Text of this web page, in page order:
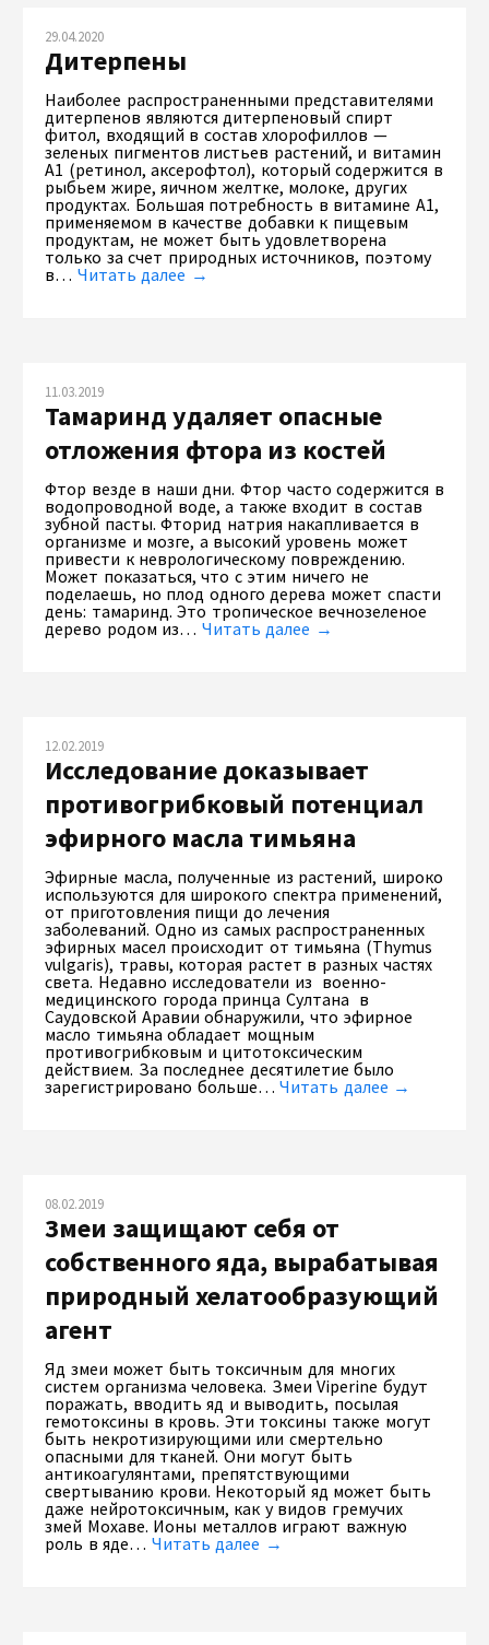
29.04.2020
Дитерпены
Наиболее распространенными представителями
дитерпенов являются дитерпеновый спирт
фитол, входящий в состав хлорофиллов —
зеленых пигментов листьев растений, и витамин
А1 (ретинол, аксерофтол), который содержится в
рыбьем жире, яичном желтке, молоке, других
продуктах. Большая потребность в витамине A1,
применяемом в качестве добавки к пищевым
продуктам, не может быть удовлетворена
только за счет природных источников, поэтому
в… Читать далее →
11.03.2019
Тамаринд удаляет опасные
отложения фтора из костей
Фтор везде в наши дни. Фтор часто содержится в
водопроводной воде, а также входит в состав
зубной пасты. Фторид натрия накапливается в
организме и мозге, а высокий уровень может
привести к неврологическому повреждению.
Может показаться, что с этим ничего не
поделаешь, но плод одного дерева может спасти
день: тамаринд. Это тропическое вечнозеленое
дерево родом из… Читать далее →
12.02.2019
Исследование доказывает
противогрибковый потенциал
эфирного масла тимьяна
Эфирные масла, полученные из растений, широко
используются для широкого спектра применений,
от приготовления пищи до лечения
заболеваний. Одно из самых распространенных
эфирных масел происходит от тимьяна (Thymus
vulgaris), травы, которая растет в разных частях
света. Недавно исследователи из военно-
медицинского города принца Султана в
Саудовской Аравии обнаружили, что эфирное
масло тимьяна обладает мощным
противогрибковым и цитотоксическим
действием. За последнее десятилетие было
зарегистрировано больше…Читать далее →
08.02.2019
Змеи защищают себя от
собственного яда, вырабатывая
природный хелатообразующий
агент
Яд змеи может быть токсичным для многих
систем организма человека. Змеи Viperine будут
поражать, вводить яд и выводить, посылая
гемотоксины в кровь. Эти токсины также могут
быть некротизирующими или смертельно
опасными для тканей. Они могут быть
антикоагулянтами, препятствующими
свертыванию крови. Некоторый яд может быть
даже нейротоксичным, как у видов гремучих
змей Мохаве. Ионы металлов играют важную
роль в яде… Читать далее →